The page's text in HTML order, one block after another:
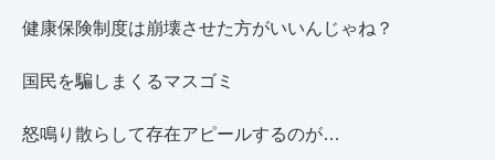
健康保険制度は崩壊させた方がいいんじゃね？
国民を騙しまくるマスゴミ
怒鳴り散らして存在アピールするのが…